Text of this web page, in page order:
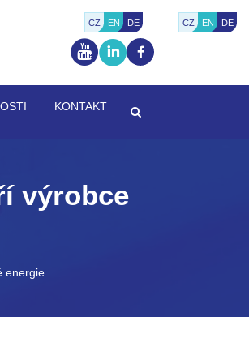
CZ EN DE
CZ EN DE
KONTAKT
výrobce
energie